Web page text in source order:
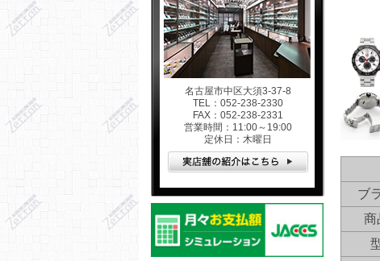
ブ
商
名古屋市中区大須3-37-8
TEL：052-238-2330
FAX：052-238-2331
営業時間：11:00～19:00
定休日：木曜日